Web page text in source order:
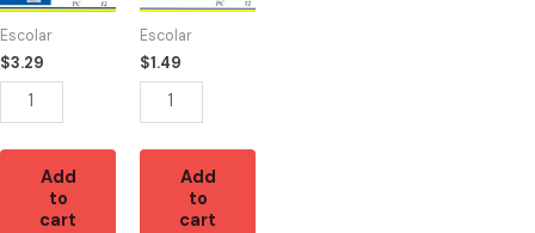
Escolar
$3.29
5"
quantity
Add
to
cart
Escolar
$1.49
700
STICKERS
quantity
Add
to
cart